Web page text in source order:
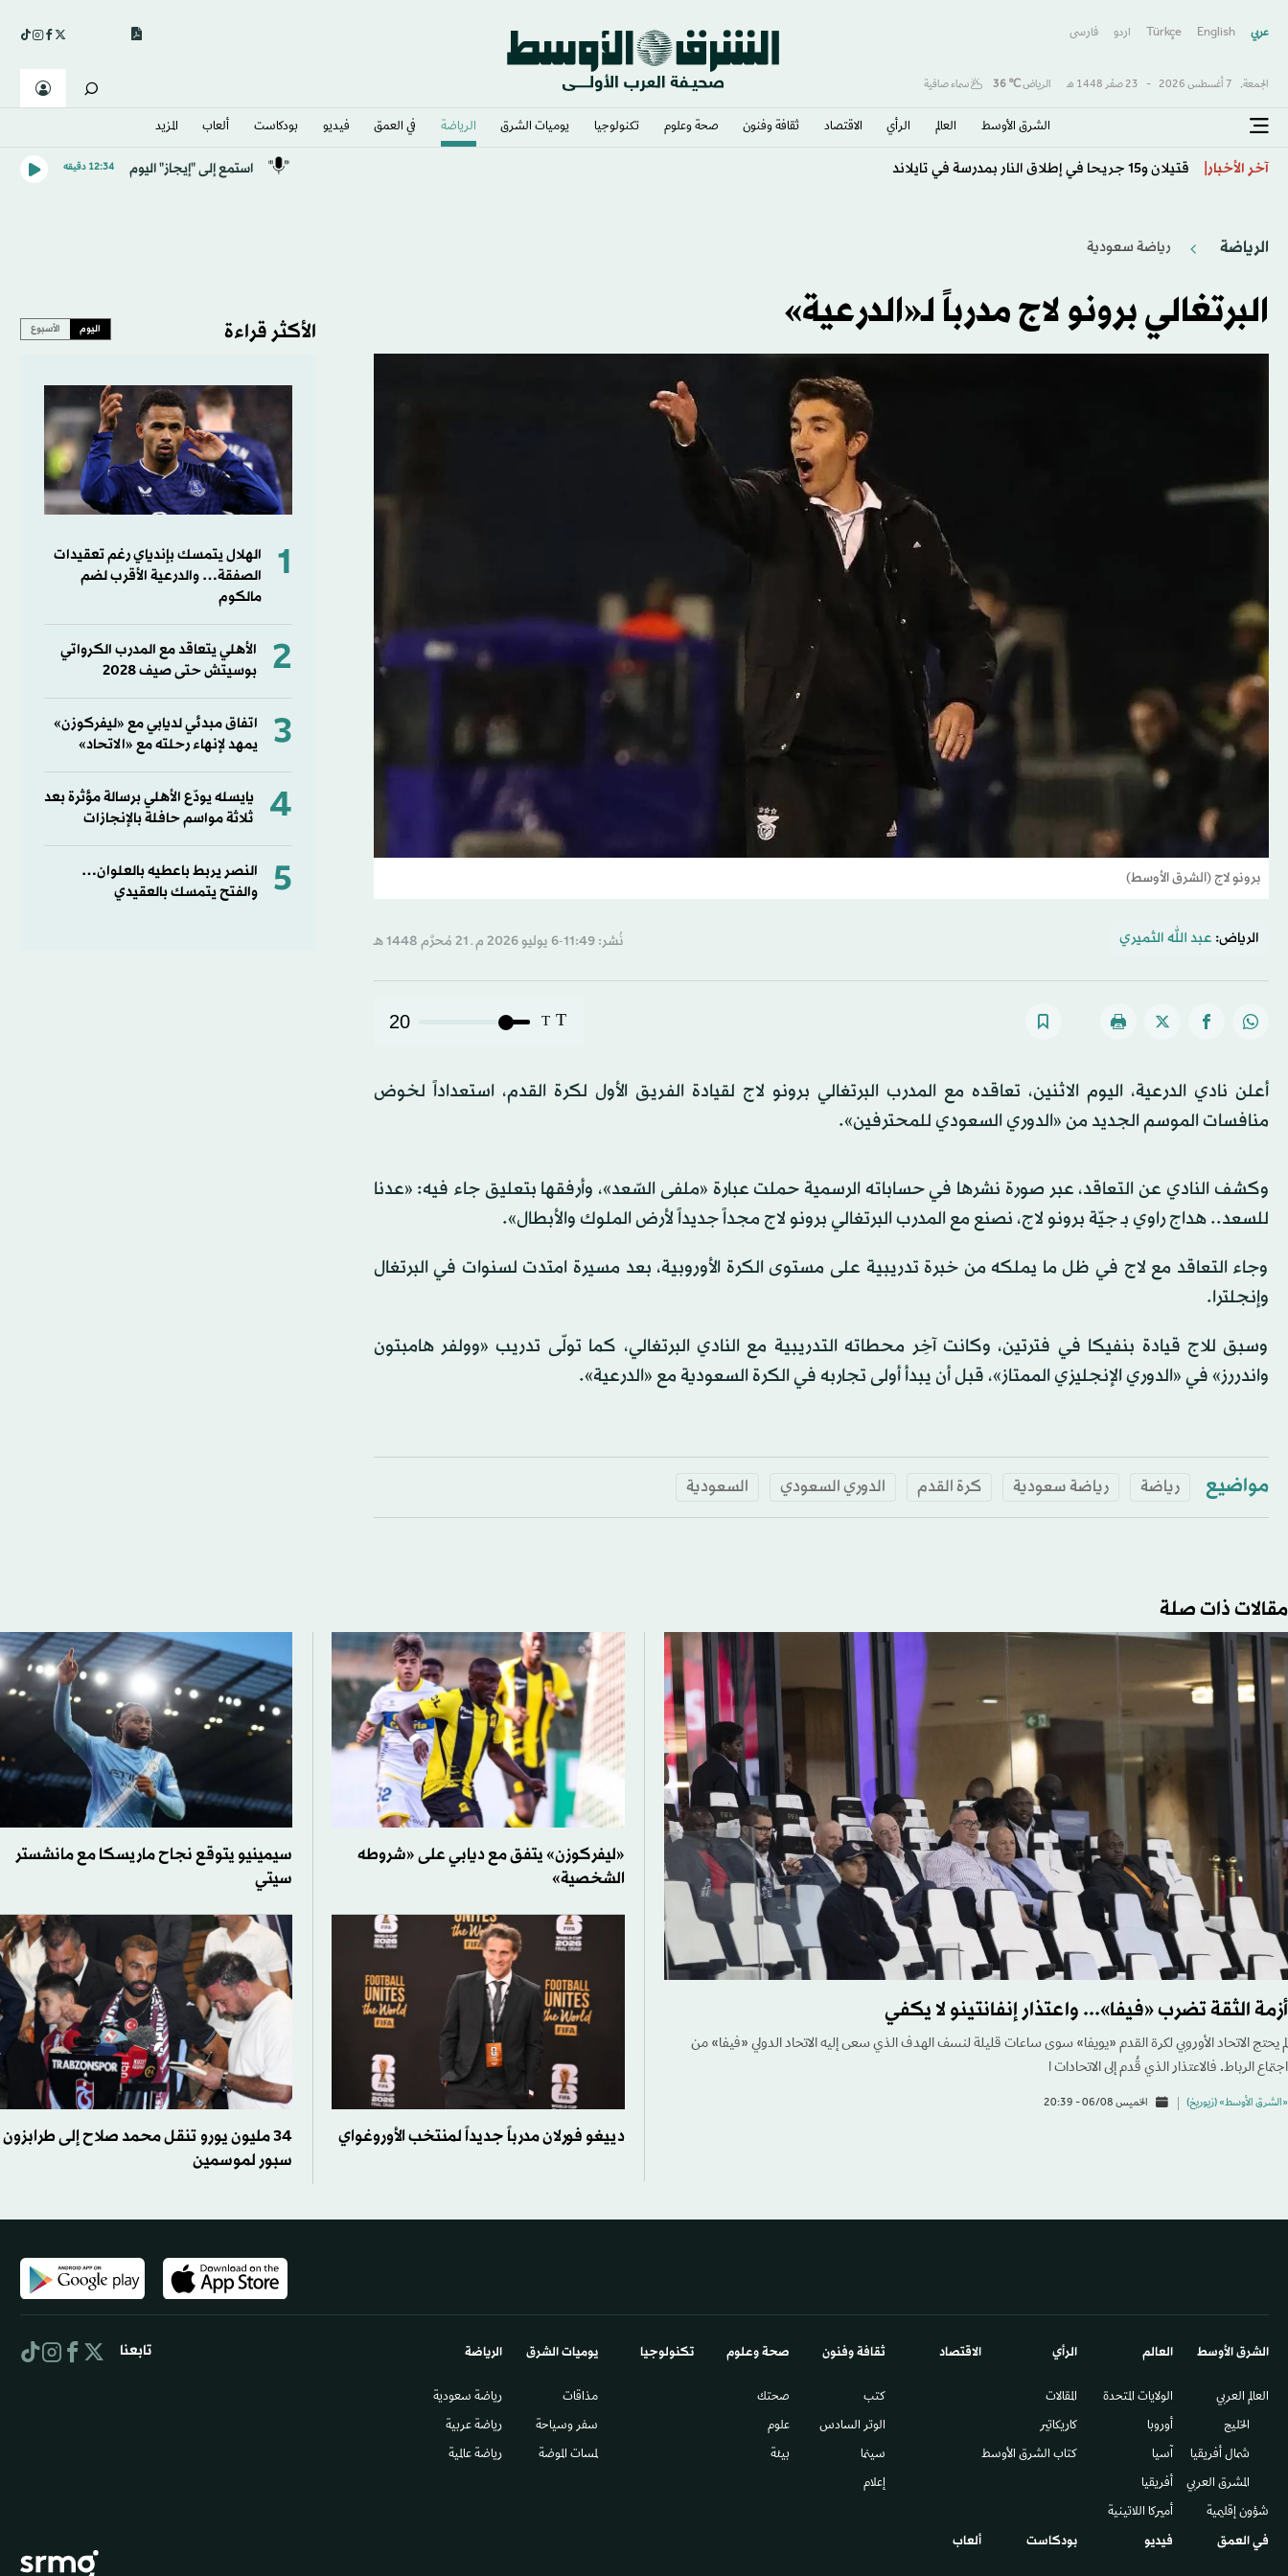
عربي English
Türkçe اردو فارسى
الجمعة, 7 أغسطس 2026 - 23 صفَر 1448 هـ الرياض℃
36 سماء صافية
الشرق الأوسط​ العالم الرأي الاقتصاد ثقافة وفنون صحة وعلوم تكنولوجيا يوميات الشرق​ الرياضة في العمق فيديو بودكاست ألعاب المزيد
آخر الأخبار
محكمة أميركية تغرم «ميتا» نحو نصف مليار دولار لتسببها بـ«ضرر عام»
استمع إلى "إيجاز" اليوم 12:34 دقيقه
الرياضة رياضة سعودية
البرتغالي برونو لاج مدرباً لـ«الدرعية»
برونو لاج (الشرق الأوسط)
الرياض: عبد الله الثميري نُشر: 11:49-6 يوليو 2026 م ـ 21 مُحرَّم 1448 هـ
T
T
20
أعلن نادي الدرعية، اليوم الاثنين، تعاقده مع المدرب البرتغالي برونو لاج لقيادة الفريق الأول لكرة القدم، استعداداً لخوض
منافسات الموسم الجديد من «الدوريالسعوديللمحترفين».
وكشف النادي عن التعاقد، عبر صورة نشرها في حساباته الرسمية حملت عبارة «ملفى السّعد»، وأرفقها بتعليق جاء فيه: «عدنا
للسعد.. هداج راوي بـ جيّة برونو لاج، نصنع مع المدرب البرتغالي برونو لاج مجداً جديداً لأرض الملوك والأبطال».
وجاء التعاقد مع لاج في ظل ما يملكه من خبرة تدريبية على مستوى الكرة الأوروبية، بعد مسيرة امتدت لسنوات في البرتغال
وإنجلترا.
وسبق للاج قيادة بنفيكا في فترتين، وكانت آخِر محطاته التدريبية مع النادي البرتغالي، كما تولّى تدريب «وولفر هامبتون
واندررز» في «الدوري الإنجليزي الممتاز»، قبل أن يبدأ أولى تجاربه في الكرةالسعوديةمع «الدرعية».
مواضيع رياضة رياضة سعودية كرة القدم الدوري السعودي السعودية
الأكثر قراءة اليوم الأسبوع
1
الهلال يتمسك بإندياي رغم تعقيدات
الصفقة… والدرعية الأقرب لضم
مالكوم
2
الأهلي يتعاقد مع المدرب الكرواتي
بوسيتش حتى صيف 2028
3
اتفاق مبدئي لديابي مع «ليفركوزن»
يمهد لإنهاء رحلته مع «الاتحاد»
4
يايسله يودّع الأهلي برسالة مؤثرة بعد
ثلاثة مواسم حافلة بالإنجازات
5
النصر يربط باعطيه بالعلوان…
والفتح يتمسك بالعقيدي
مقالات ذات صلة
أزمة الثقة تضرب «فيفا»... واعتذار إنفانتينو لا يكفي
لم يحتج الاتحاد الأوروبي لكرة القدم «يويفا» سوى ساعات قليلة لنسف الهدف الذي سعى إليه الاتحاد الدولي «فيفا» من
اجتماع الرباط. فالاعتذار الذي قُدم إلى الاتحادات ا
«الشرق الأوسط» (زيوريخ) الخميس 06/08 - 20:39
«ليفركوزن» يتفق مع ديابي على «شروطه
الشخصية»
سيمينيو يتوقع نجاح ماريسكا مع مانشستر
سيتي
دييغو فورلان مدرباً جديداً لمنتخب الأوروغواي
34 مليون يورو تنقل محمد صلاح إلى طرابزون
سبور لموسمين
الشرق الأوسط​
العالم العربي
الخليج
شمال أفريقيا
المشرق العربي
شؤون إقليمية
العالم
الولايات المتحدة
أوروبا
آسيا
أفريقيا
أميركا اللاتينية
الرأي
المقالات
كاريكاتير
كتاب الشرق الأوسط
الاقتصاد ثقافة وفنون
كتب
الوتر السادس​
سينما
إعلام
صحة وعلوم
صحتك
علوم
بيئة
تكنولوجيا يوميات الشرق​
مذاقات
سفر وسياحة
لمسات الموضة
الرياضة
رياضة سعودية
رياضة عربية
رياضة عالمية
في العمق فيديو بودكاست ألعاب
تابعنا